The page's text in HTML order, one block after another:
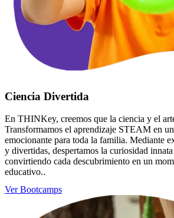
Ciencia Divertida
En THINKey, creemos que la ciencia y el
Transformamos el aprendizaje STEAM en
emocionante para toda la familia. Mediante
y divertidas, despertamos la curiosidad
convirtiendo cada descubrimiento en un
educativo..
Ver Bootcamps